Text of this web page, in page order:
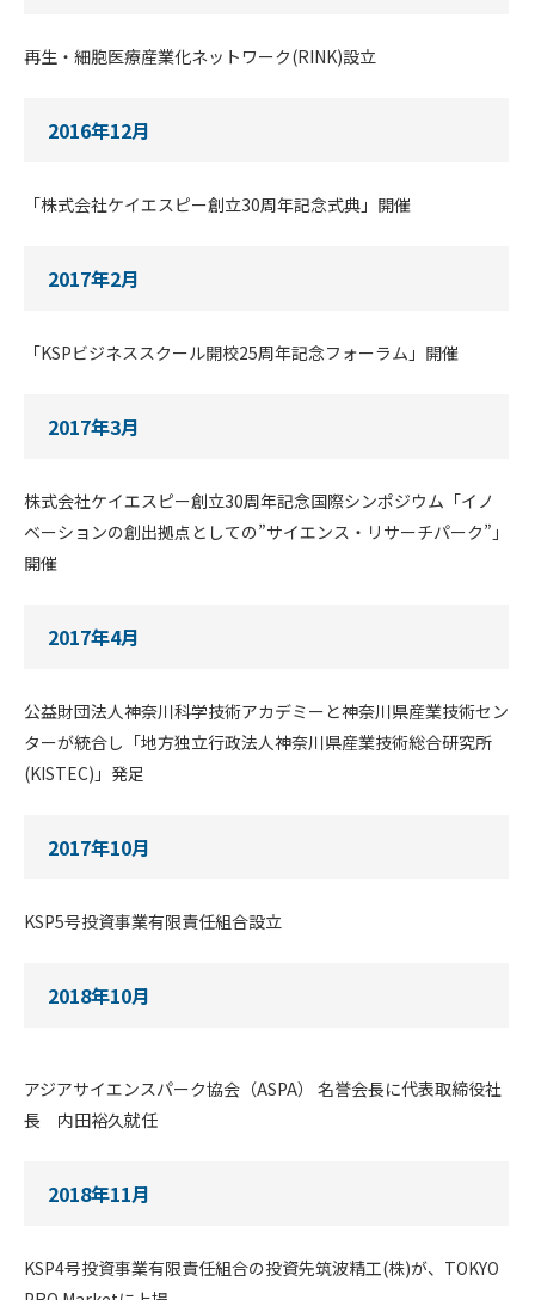
再生・細胞医療産業化ネットワーク(RINK)設立
2016年12月
「株式会社ケイエスピー創立30周年記念式典」開催
2017年2月
「KSPビジネススクール開校25周年記念フォーラム」開催
2017年3月
株式会社ケイエスピー創立30周年記念国際シンポジウム「イノ
ベーションの創出拠点としての”サイエンス・リサーチパーク”」
開催
2017年4月
公益財団法人神奈川科学技術アカデミーと神奈川県産業技術セン
ターが統合し「地方独立行政法人神奈川県産業技術総合研究所
(KISTEC)」発足
2017年10月
KSP5号投資事業有限責任組合設立
2018年10月
アジアサイエンスパーク協会（ASPA） 名誉会長に代表取締役社
長 内田裕久就任
2018年11月
KSP4号投資事業有限責任組合の投資先筑波精工(株)が、TOKYO